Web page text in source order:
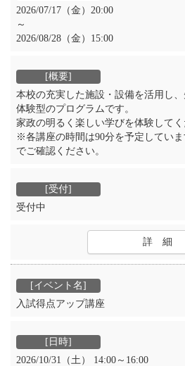
2026/07/17（金）20:00
～
2026/08/28（金）15:00
本校の充実した施設・設備を活用し
体験型のプログラムです。
家政の明るく楽しい学びを体験してく
※各講座の時間は90分を予定してい
でご確認ください。
受付中
詳 細
入試得点アップ講座
2026/10/31（土） 14:00～16:00